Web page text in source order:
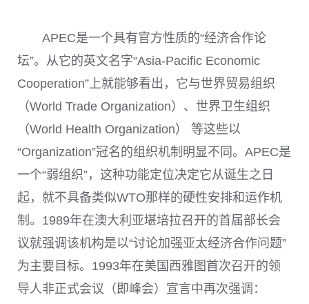
APEC是一个具有官方性质的“经济合作论
坛”。从它的英文名字“Asia-Pacific Economic
Cooperation”上就能够看出，它与世界贸易组织
（World Trade Organization）、世界卫生组织
（World Health Organization） 等这些以
“Organization”冠名的组织机制明显不同。 APEC是
一个“弱组织”，这种功能定位决定它从诞生之日
起，就不具备类似WTO那样的硬性安排和运作机
制。 1989年在澳大利亚堪培拉召开的首届部长会
议就强调该机构是以“讨论加强亚太经济合作问题”
为主要目标。 1993年在美国西雅图首次召开的领
导人非正式会议（即峰会）宣言中再次强调：